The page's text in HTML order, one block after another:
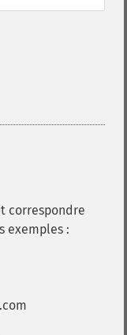
correspondre
exemples :